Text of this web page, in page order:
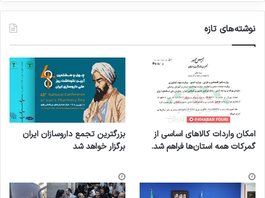
نوشته‌های تازه
امکان واردات کالاهای اساسی از
گمرکات همه استان‌ها فراهم شد.
بزرگترین تجمع داروسازان ایران
برگزار خواهد شد